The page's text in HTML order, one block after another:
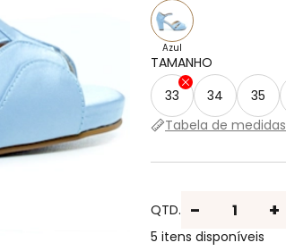
Azul
TAMANHO
33
34 35
Tabela de medidas
QTD. - +
5 itens disponíveis